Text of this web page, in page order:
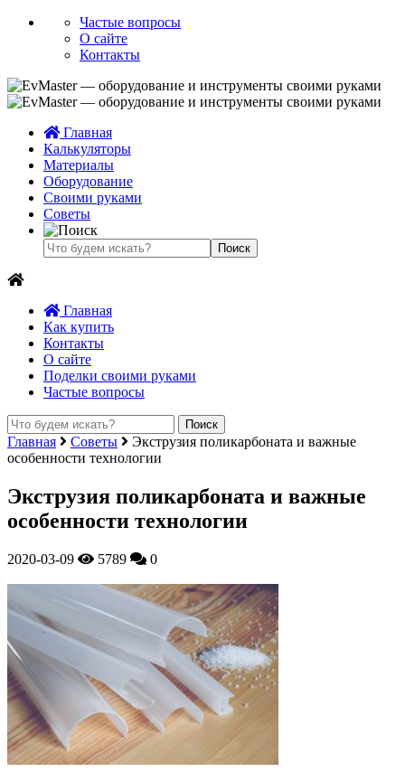
Частые вопросы
О сайте
Контакты
Главная
Калькуляторы
Материалы
Оборудование
Своими руками
Советы
Главная
Как купить
Контакты
О сайте
Поделки своими руками
Частые вопросы
Главная Советы
Экструзия поликарбоната и важные
особенности технологии
Экструзия поликарбоната и важные
особенности технологии
2020-03-09 5789 0